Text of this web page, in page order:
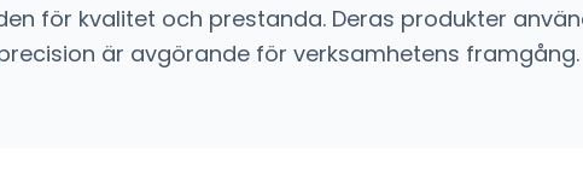
för kvalitet och prestanda. Deras produkter
är avgörande för verksamhetens framgång.